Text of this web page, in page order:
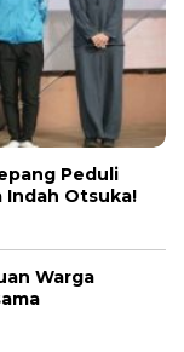
Peduli
Indah Otsuka!
Warga